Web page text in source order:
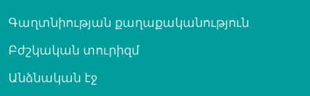
Գաղտնիության քաղաքականություն
Բժշկական տուրիզմ
Անձնական էջ